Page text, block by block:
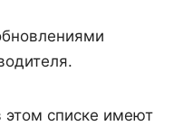
списке имеют